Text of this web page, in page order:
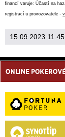
financí varuje: Účastí na
registrací u provozovatele -
15.09.2023 11:45
ONLINE